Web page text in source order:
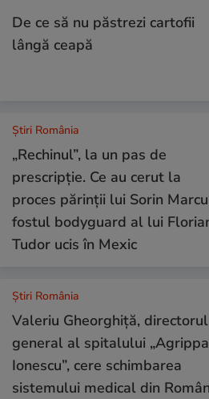
De ce să nu păstrezi cartofii
lângă ceapă
Știri România
„Rechinul”, la un pas de
prescripție. Ce au cerut la
proces părinții lui Sorin
fostul bodyguard al lui
Tudor ucis în Mexic
Știri România
Valeriu Gheorghiță, directorul
general al spitalului „Agrippa
Ionescu”, cere schimbarea
sistemului medical din